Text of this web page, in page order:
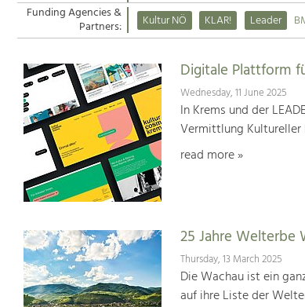
Funding Agencies &
Partners: Kultur NÖ KLAR! Leader
Digitale Plattform
Wednesday, 11 June 2025
In Krems und der
Vermittlung Kultureller
read more »
25 Jahre Welterbe
Thursday, 13 March 2025
Die Wachau ist ein
auf ihre Liste der